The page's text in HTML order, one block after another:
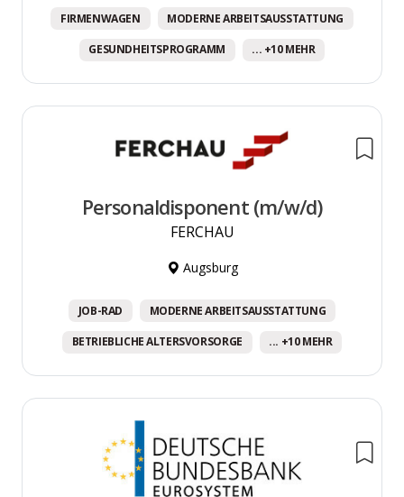
FIRMENWAGEN MODERNE ARBEITSAUSSTATTUNG
GESUNDHEITSPROGRAMM ... +10 MEHR
Personaldisponent (m/w/d)
FERCHAU
Augsburg
JOB-RAD MODERNE ARBEITSAUSSTATTUNG
BETRIEBLICHE ALTERSVORSORGE ... +10 MEHR